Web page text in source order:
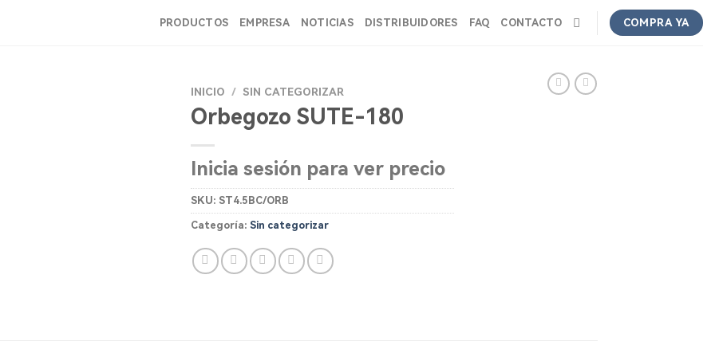
PRODUCTOS EMPRESA NOTICIAS DISTRIBUIDORES FAQ CONTACTO COMPRA YA
INICIO / SIN CATEGORIZAR
Orbegozo SUTE-180
Inicia sesión para ver precio
SKU: ST4.5BC/ORB
Categoría: Sin categorizar